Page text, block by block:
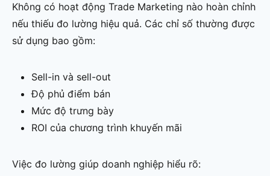
Không có hoạt động Trade Marketing nào hoàn chỉnh
nếu thiếu đo lường hiệu quả. Các chỉ số thường được
sử dụng bao gồm:
Sell-in và sell-out
Độ phủ điểm bán
Mức độ trưng bày
ROI của chương trình khuyến mãi
Việc đo lường giúp doanh nghiệp hiểu rõ: